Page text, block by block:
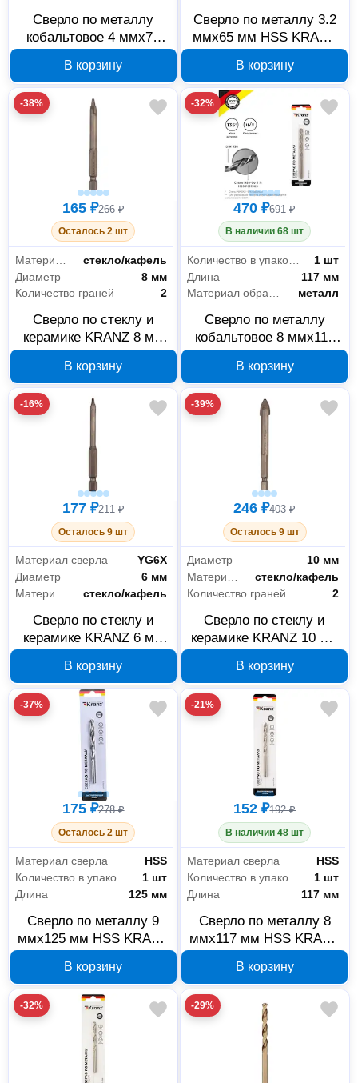
Сверло по металлу
кобальтовое 4 ммx75
91-0505
В корзину
Сверло по металлу 3.2
ммx65 мм HSS KRANZ
В корзину
-38%
165 ₽266 ₽
Осталось 2 шт
стекло/кафель
Диаметр
8 мм
Количество граней
2
Сверло по стеклу и
керамике KRANZ 8 мм
В корзину
-32%
470 ₽691 ₽
В наличии 68 шт
Количество в упаковке
1 шт
Длина
117 мм
Материал обработки
металл
Сверло по металлу
кобальтовое 8 ммx117
91-0649
В корзину
-16%
177 ₽211 ₽
Осталось 9 шт
Материал сверла
YG6X
Диаметр
6 мм
стекло/кафель
Сверло по стеклу и
керамике KRANZ 6 мм
В корзину
-39%
246 ₽403 ₽
Осталось 9 шт
Диаметр
10 мм
Материал обработки
стекло/кафель
Количество граней
2
Сверло по стеклу и
керамике KRANZ 10 мм
В корзину
-37%
175 ₽278 ₽
Осталось 2 шт
Материал сверла
HSS
1 шт
Длина
125 мм
Сверло по металлу 9
ммx125 мм HSS KRANZ
В корзину
-21%
152 ₽192 ₽
В наличии 48 шт
Материал сверла
HSS
Количество в упаковке
1 шт
Длина
117 мм
Сверло по металлу 8
ммx117 мм HSS KRANZ
В корзину
-32% -29%